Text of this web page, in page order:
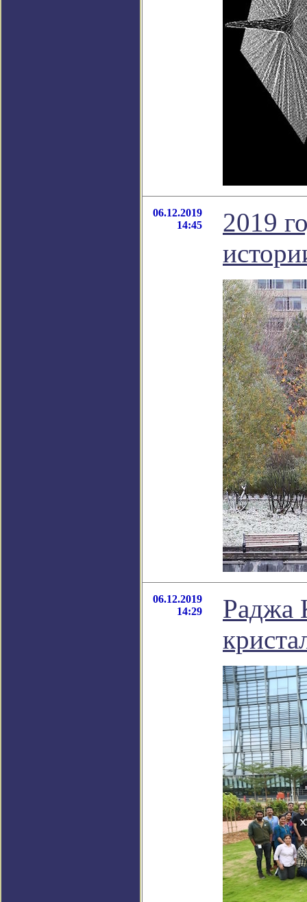
06.12.2019
14:45
2019
06.12.2019
14:29
Раджа